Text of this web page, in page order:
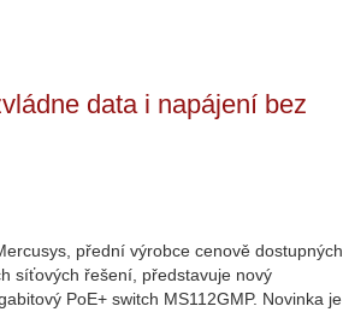
data i napájení bez
přední výrobce cenově dostupných
síťových řešení, představuje nový
PoE+ switch MS112GMP. Novinka je